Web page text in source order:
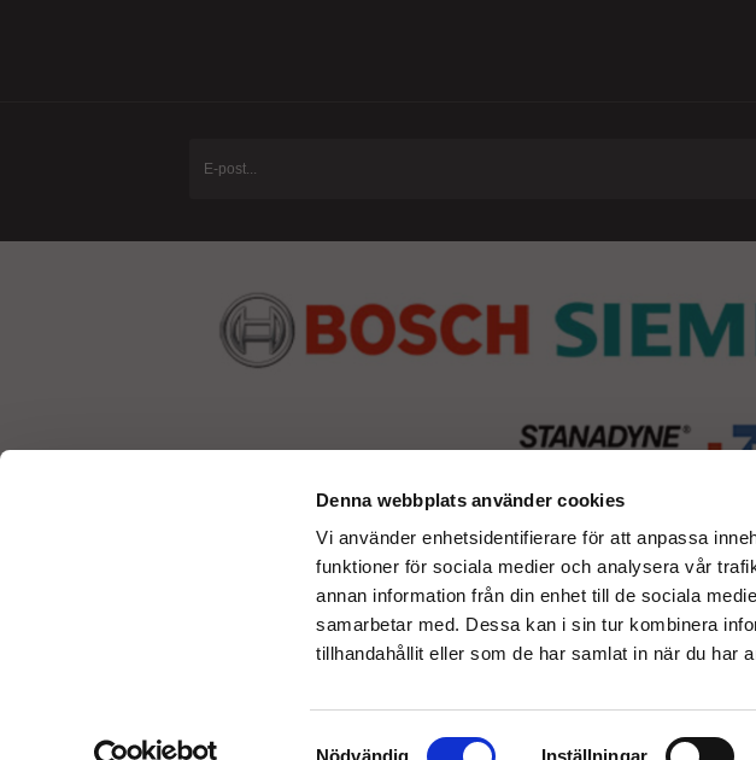
Denna webbplats använder cookies
Vi använder enhetsidentifierare för att anpassa
funktioner för sociala medier och analysera vår
annan information från din enhet till de sociala
samarbetar med. Dessa kan i sin tur kombinera
tillhandahållit eller som de har samlat in när du har
Samtyckesval
Nödvändig Inställningar